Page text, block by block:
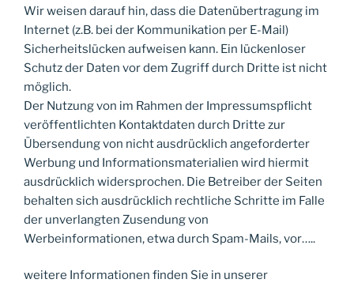
Wir weisen darauf hin, dass die Datenübertragung im
Internet (z.B. bei der Kommunikation per E-Mail)
Sicherheitslücken aufweisen kann. Ein lückenloser
Schutz der Daten vor dem Zugriff durch Dritte ist nicht
möglich.
Der Nutzung von im Rahmen der Impressumspflicht
veröffentlichten Kontaktdaten durch Dritte zur
Übersendung von nicht ausdrücklich angeforderter
Werbung und Informationsmaterialien wird hiermit
ausdrücklich widersprochen. Die Betreiber der Seiten
behalten sich ausdrücklich rechtliche Schritte im Falle
der unverlangten Zusendung von
Werbeinformationen, etwa durch Spam-Mails, vor…..
weitere Informationen finden Sie in unserer